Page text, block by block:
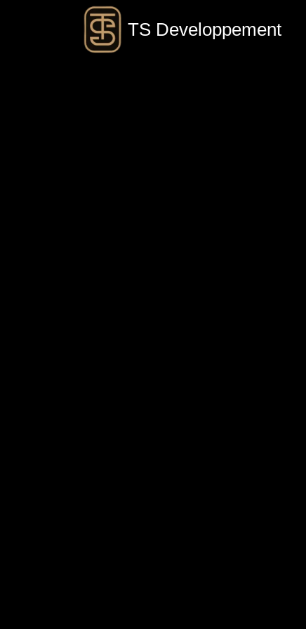
TS Developpement